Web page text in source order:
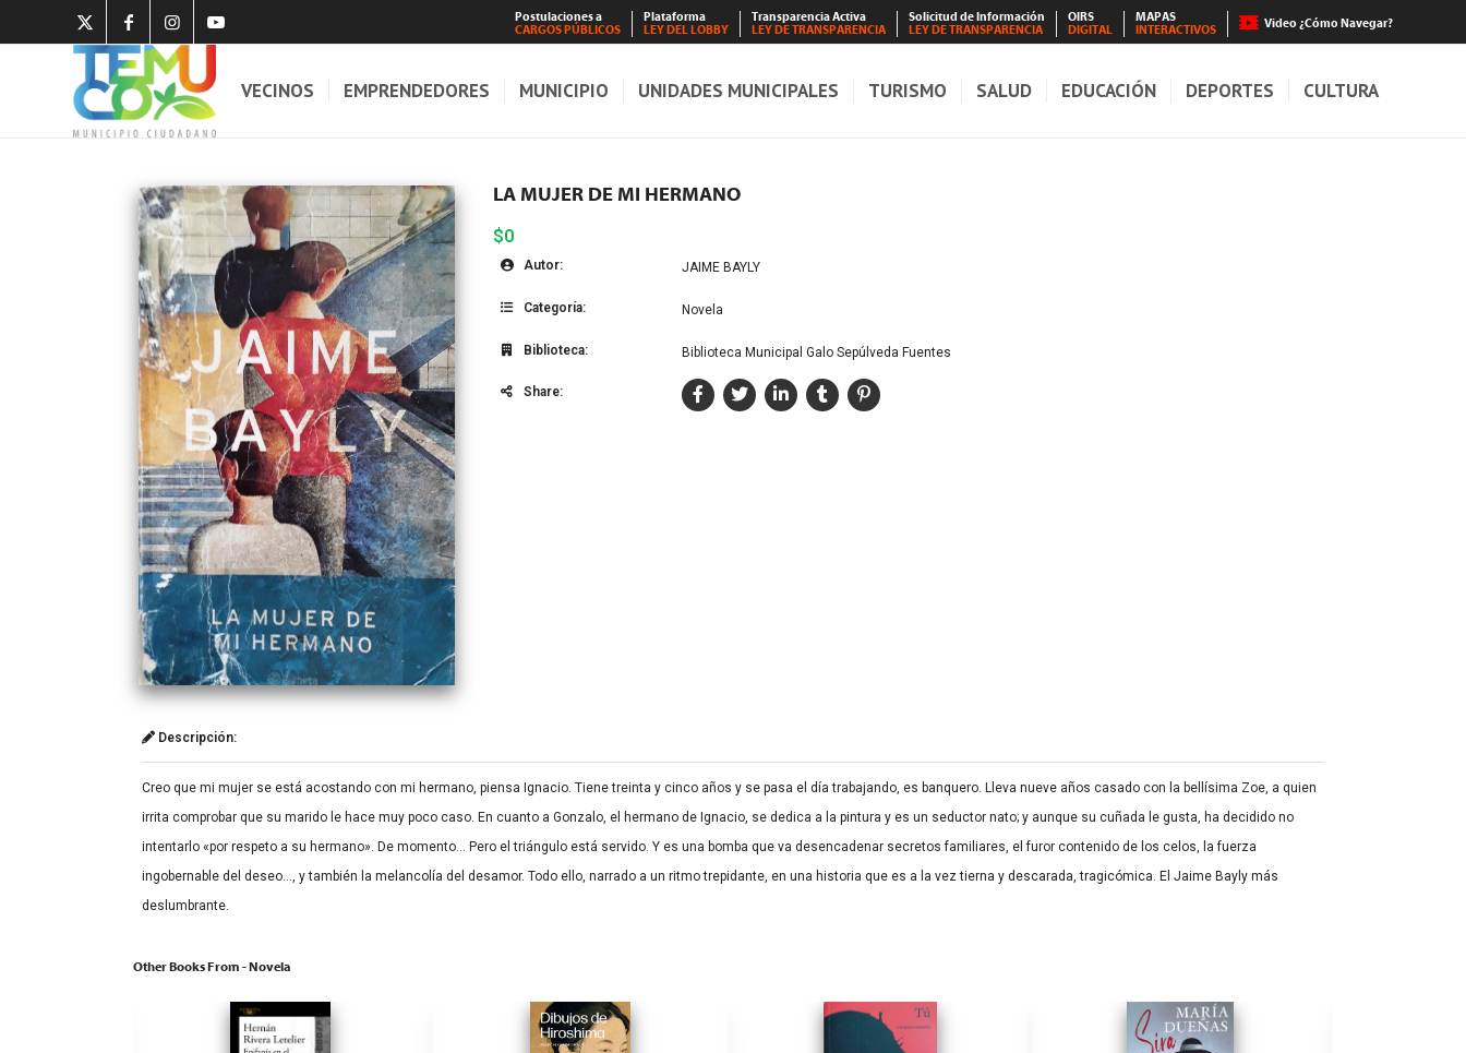
Postulaciones a
CARGOS PÚBLICOS
Plataforma
LEY DEL LOBBY
Transparencia Activa
LEY DE TRANSPARENCIA
Solicitud de Información
LEY DE TRANSPARENCIA
OIRS
DIGITAL
MAPAS
INTERACTIVOS
Video ¿Cómo Navegar?
VECINOS EMPRENDEDORES MUNICIPIO UNIDADES MUNICIPALES TURISMO SALUD EDUCACIÓN DEPORTES CULTURA
LA MUJER DE MI HERMANO
$0
Autor: JAIME BAYLY
Categoría: Novela
Biblioteca: Biblioteca Municipal Galo Sepúlveda Fuentes
Share:
Descripción:
Creo que mi mujer se está acostando con mi hermano, piensa Ignacio. Tiene treinta y cinco años y se pasa el día trabajando, es banquero. Lleva nueve años casado con la bellísima Zoe, a quien
irrita comprobar que su marido le hace muy poco caso. En cuanto a Gonzalo, el hermano de Ignacio, se dedica a la pintura y es un seductor nato; y aunque su cuñada le gusta, ha decidido no
intentarlo «por respeto a su hermano». De momento… Pero el triángulo está servido. Y es una bomba que va desencadenar secretos familiares, el furor contenido de los celos, la fuerza
ingobernable del deseo…, y también la melancolía del desamor. Todo ello, narrado a un ritmo trepidante, en una historia que es a la vez tierna y descarada, tragicómica. El Jaime Bayly más
deslumbrante.
Other Books From - Novela